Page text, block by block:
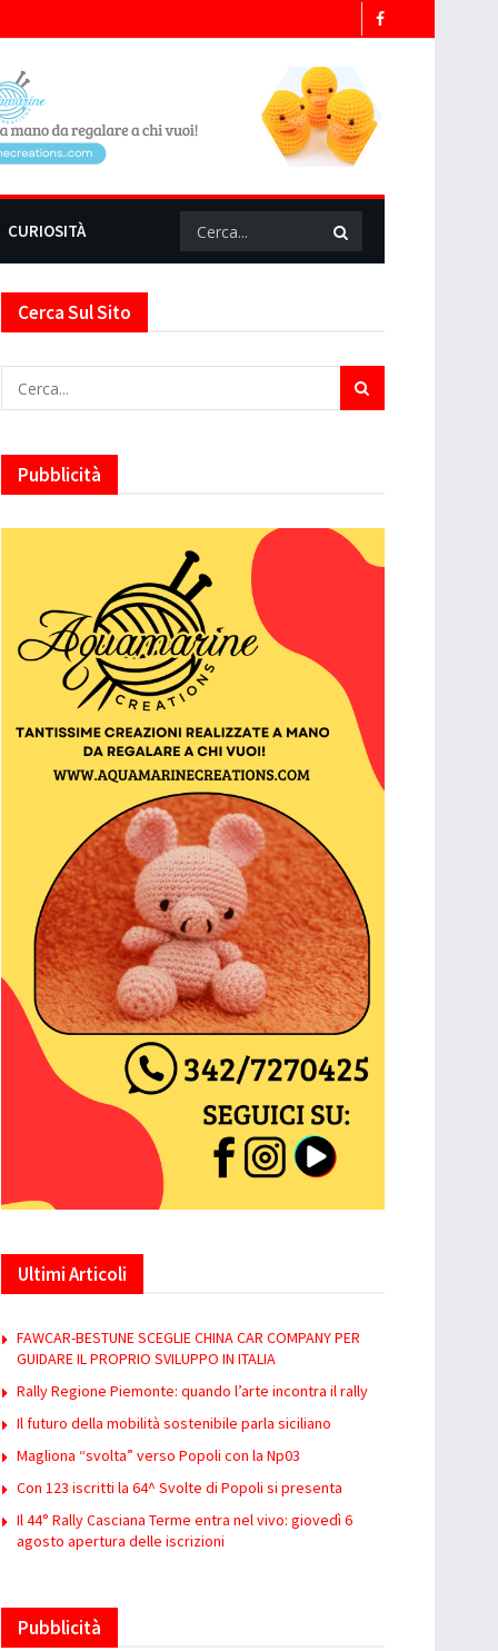
CURIOSITÀ
Cerca Sul Sito
Pubblicità
Ultimi Articoli
FAWCAR-BESTUNE SCEGLIE CHINA CAR COMPANY PER
GUIDARE IL PROPRIO SVILUPPO IN ITALIA
Rally Regione Piemonte: quando l’arte incontra il rally
Il futuro della mobilità sostenibile parla siciliano
Magliona “svolta” verso Popoli con la Np03
Con 123 iscritti la 64^ Svolte di Popoli si presenta
Il 44° Rally Casciana Terme entra nel vivo: giovedì 6
agosto apertura delle iscrizioni
Pubblicità